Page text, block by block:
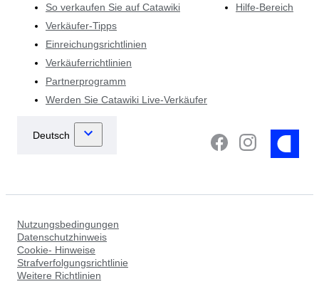
So verkaufen Sie auf Catawiki
Verkäufer-Tipps
Einreichungsrichtlinien
Verkäuferrichtlinien
Partnerprogramm
Werden Sie Catawiki Live-Verkäufer
Hilfe-Bereich
Nutzungsbedingungen
Datenschutzhinweis
Cookie- Hinweise
Strafverfolgungsrichtlinie
Weitere Richtlinien